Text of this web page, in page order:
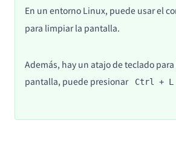
En un entorno Linux, puede usar el
para limpiar la pantalla.
Además, hay un atajo de teclado
pantalla, puede presionar
Ctrl + L